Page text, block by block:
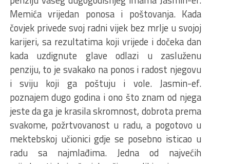
Memića vrijedan ponosa i poštovanja. Kada
čovjek privede svoj radni vijek bez mrlje u svojoj
karijeri, sa rezultatima koji vrijede i dočeka dan
kada uzdignute glave odlazi u zasluženu
penziju, to je svakako na ponos i radost njegovu
i sviju koji ga poštuju i vole. Jasmin-ef.
poznajem dugo godina i ono što znam od njega
jeste da ga je krasila skromnost, dobrota prema
svakome, požrtvovanost u radu, a pogotovo u
mektebskoj učionici gdje se posebno isticao u
radu sa najmlađima. Jedna od najvećih